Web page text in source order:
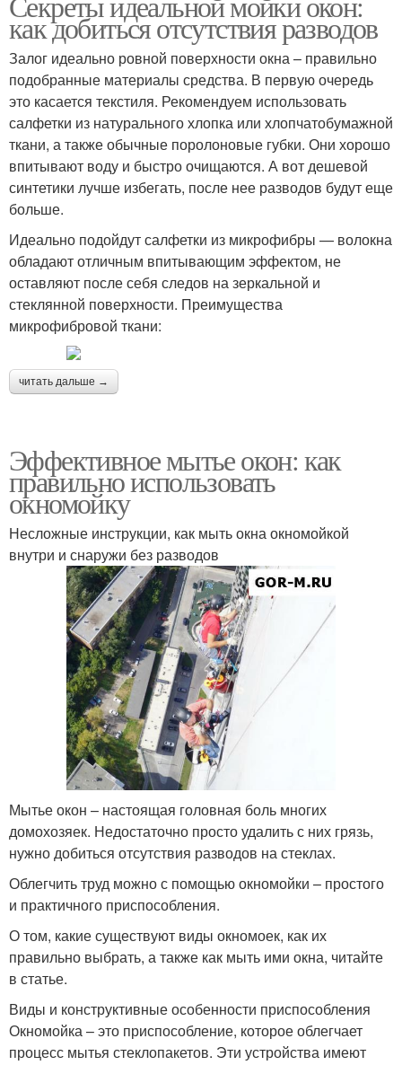
как добиться отсутствия разводов
Залог идеально ровной поверхности окна – правильно
подобранные материалы средства. В первую очередь
это касается текстиля. Рекомендуем использовать
салфетки из натурального хлопка или хлопчатобумажной
ткани, а также обычные поролоновые губки. Они хорошо
впитывают воду и быстро очищаются. А вот дешевой
синтетики лучше избегать, после нее разводов будут еще
больше.
Идеально подойдут салфетки из микрофибры — волокна
обладают отличным впитывающим эффектом, не
оставляют после себя следов на зеркальной и
стеклянной поверхности. Преимущества
микрофибровой ткани:
читать дальше →
Эффективное мытье окон: как
правильно использовать
окномойку
Несложные инструкции, как мыть окна окномойкой
внутри и снаружи без разводов
Мытье окон – настоящая головная боль многих
домохозяек. Недостаточно просто удалить с них грязь,
нужно добиться отсутствия разводов на стеклах.
Облегчить труд можно с помощью окномойки – простого
и практичного приспособления.
О том, какие существуют виды окномоек, как их
правильно выбрать, а также как мыть ими окна, читайте
в статье.
Виды и конструктивные особенности приспособления
Окномойка – это приспособление, которое облегчает
процесс мытья стеклопакетов. Эти устройства имеют